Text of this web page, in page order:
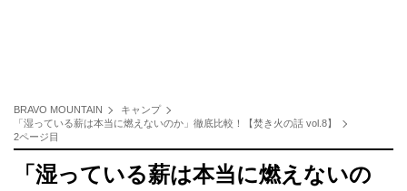
BRAVO MOUNTAIN
キャンプ
「湿っている薪は本当に燃えないのか」徹底比較！【焚き火の話 vol.8】
2ページ目
「湿っている薪は本当に燃えないの